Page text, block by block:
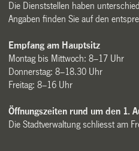
Die Dienststellen haben
Angaben finden Sie auf den
Empfang am Hauptsitz
Montag bis Mittwoch: 8–17 Uhr
Donnerstag: 8–18.30 Uhr
Freitag: 8–16 Uhr
Öffnungszeiten rund um den 1.
Die Stadtverwaltung schliesst am